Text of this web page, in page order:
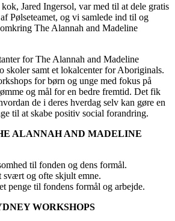
Jared Ingersol, var med til at dele gratis
Pølseteamet, og vi samlede ind til og
The Alannah and Madeline
for The Alannah and Madeline
skoler samt et lokalcenter for Aboriginals.
for børn og unge med fokus på
og mål for en bedre fremtid. Det fik
de i deres hverdag selv kan gøre en
til at skabe positiv social forandring.
ALANNAH AND MADELINE
til fonden og dens formål.
svært og ofte skjult emne.
penge til fondens formål og arbejde.
WORKSHOPS